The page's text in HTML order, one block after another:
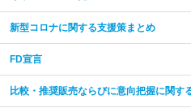
新型コロナに関する支援策まとめ
FD宣言
比較・推奨販売ならびに意向把握に関す